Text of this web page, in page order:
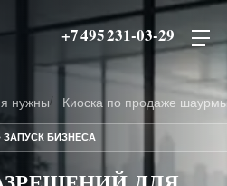
+7 495 231-03-29
нужны Киоска по продаже
БИЗНЕСА